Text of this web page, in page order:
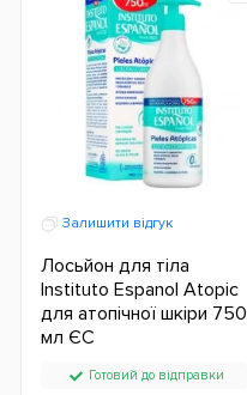
Залишити відгук
Лосьйон для тіла
Instituto Espanol Atopic
для атопічної шкіри 750
мл ЄС
Готовий до відправки